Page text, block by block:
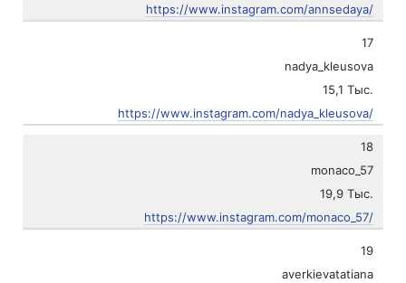
https://www.instagram.com/annsedaya/
17
nadya_kleusova
15,1 Тыс.
https://www.instagram.com/nadya_kleusova/
18
monaco_57
19,9 Тыс.
https://www.instagram.com/monaco_57/
19
averkievatatiana